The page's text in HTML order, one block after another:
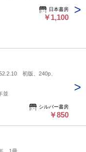
日本書房
￥1,100
初版、240p、
並
シルバー書房
￥850